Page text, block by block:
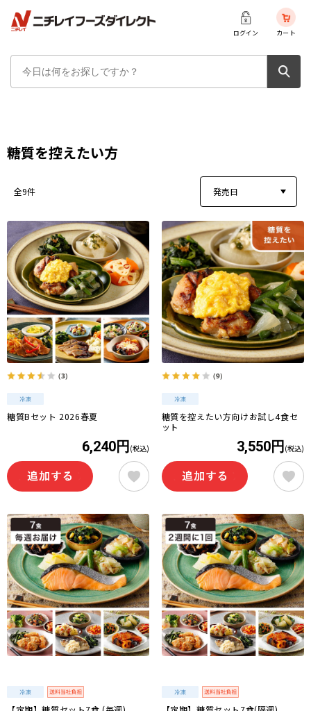
ログイン カート
糖質を控えたい方
発売日
全9件
（3）
糖質Bセット 2026春夏
6,240円 (税込)
（9）
糖質を控えたい方向けお試し4食セ
ット
3,550円 (税込)